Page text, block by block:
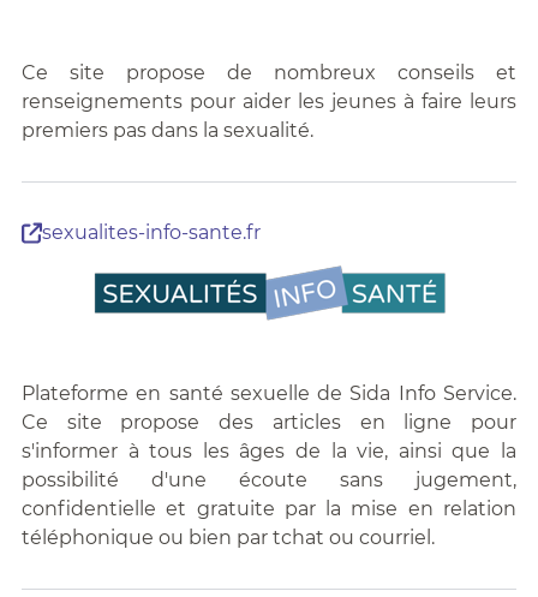
Ce site propose de nombreux conseils et
renseignements pour aider les jeunes à faire leurs
premiers pas dans la sexualité.
sexualites-info-sante.fr
Plateforme en santé sexuelle de Sida Info Service.
Ce site propose des articles en ligne pour
s'informer à tous les âges de la vie, ainsi que la
possibilité d'une écoute sans jugement,
confidentielle et gratuite par la mise en relation
téléphonique ou bien par tchat ou courriel.